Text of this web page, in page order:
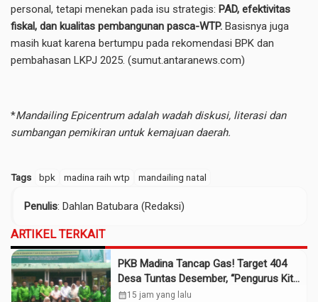
personal, tetapi menekan pada isu strategis: PAD, efektivitas
fiskal, dan kualitas pembangunan pasca-WTP. Basisnya juga
masih kuat karena bertumpu pada rekomendasi BPK dan
pembahasan LKPJ 2025. (sumut.antaranews.com)
*Mandailing Epicentrum adalah wadah diskusi, literasi dan
sumbangan pemikiran untuk kemajuan daerah.
Tags bpk madina raih wtp mandailing natal
Penulis: Dahlan Batubara (Redaksi)
ARTIKEL TERKAIT
PKB Madina Tancap Gas! Target 404
Desa Tuntas Desember, “Pengurus Kita
Adalah Tokoh”
calendar_month15 jam yang lalu